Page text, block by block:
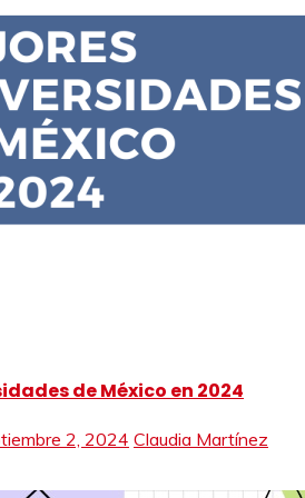
de México en 2024
2, 2024 Claudia Martínez